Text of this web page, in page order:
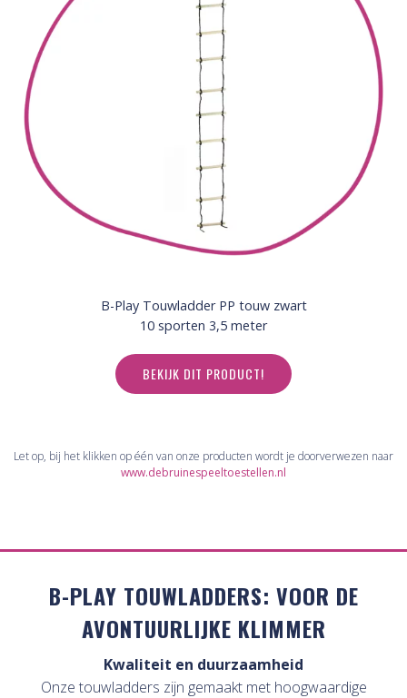
B-Play Touwladder PP touw zwart
10 sporten 3,5 meter
BEKIJK DIT PRODUCT!
Let op, bij het klikken op één van onze producten wordt je doorverwezen naar
www.debruinespeeltoestellen.nl
B-PLAY TOUWLADDERS: VOOR DE
AVONTUURLIJKE KLIMMER
Kwaliteit en duurzaamheid
Onze touwladders zijn gemaakt met hoogwaardige